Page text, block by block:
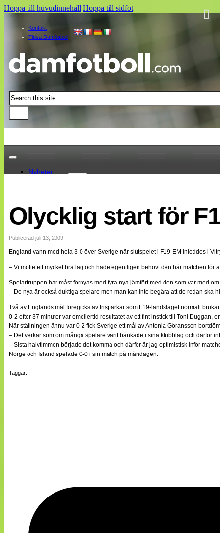
Hoppa till huvudinnehåll Hoppa till sidfot
Kontakt
Tipsa Damfotboll
Sök
Nyheter
Landslaget
EM 2013
Internationellt
Bildreportage
Bloggar
Lagen
Webb-TV
Cuper
Medlemsbilder
NÄTverket
Split vision
Om oss
Annonsera
Statistik
Olycklig start för
Publicerad juli 13, 2009
England vann med hela 3-0 över Sverige när slutspelet i F19-EM inleddes i
– Vi mötte ett mycket bra lag och hade egentligen behövt den här matchen
Spelartruppen har måst förnyas med fyra nya jämfört med den som var med
– De nya är också duktiga spelare men man kan inte begära att de redan ska
Två av Englands mål föregicks av frisparkar som F19-landslaget normalt
0-2 efter 37 minuter var emellertid resultatet av ett fint instick till Toni Duggan,
När ställningen ännu var 0-2 fick Sverige ett mål av Antonia Göransson
– Det verkar som om många spelare varit bänkade i sina klubblag och därför
– Sista halvtimmen började det komma och därför är jag optimistisk inför
Norge och Island spelade 0-0 i sin match på måndagen.
Taggar: